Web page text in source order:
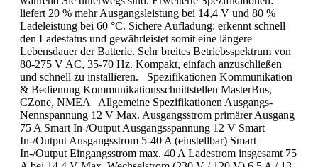
liefert 20 % mehr Ausgangsleistung bei 14,4 V und 80 %
Ladeleistung bei 60 °C. Sichere Aufladung: erkennt schnell
den Ladestatus und gewährleistet somit eine längere
Lebensdauer der Batterie. Sehr breites Betriebsspektrum von
80-275 V AC, 35-70 Hz. Kompakt, einfach anzuschließen
und schnell zu installieren. Spezifikationen Kommunikation
& Bedienung Kommunikationsschnittstellen MasterBus,
CZone, NMEA Allgemeine Spezifikationen Ausgangs-
Nennspannung 12 V Max. Ausgangsstrom primärer Ausgang
75 A Smart In-/Output Ausgangsspannung 12 V Smart
In-/Output Ausgangsstrom 5-40 A (einstellbar) Smart
In-/Output Eingangsstrom max. 40 A Ladestrom insgesamt 75